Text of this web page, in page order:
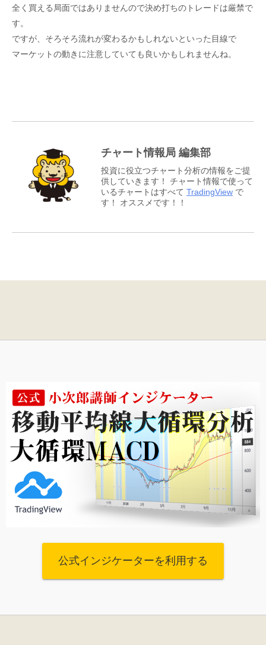
全く買える局面ではありませんので決め打ちのトレードは厳禁で
す。
ですが、そろそろ流れが変わるかもしれないといった目線で
マーケットの動きに注意していても良いかもしれませんね。
チャート情報局 編集部
投資に役立つチャート分析の情報をご提
供していきます！ チャート情報で使って
いるチャートはすべて TradingView で
す！ オススメです！！
公式インジケーターを利用する